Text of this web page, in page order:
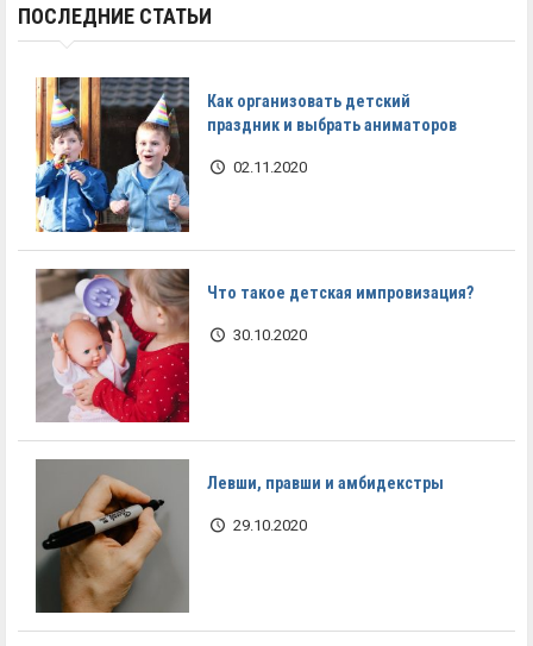
ПОСЛЕДНИЕ СТАТЬИ
Как организовать детский
праздник и выбрать аниматоров
02.11.2020
Что такое детская импровизация?
30.10.2020
Левши, правши и амбидекстры
29.10.2020